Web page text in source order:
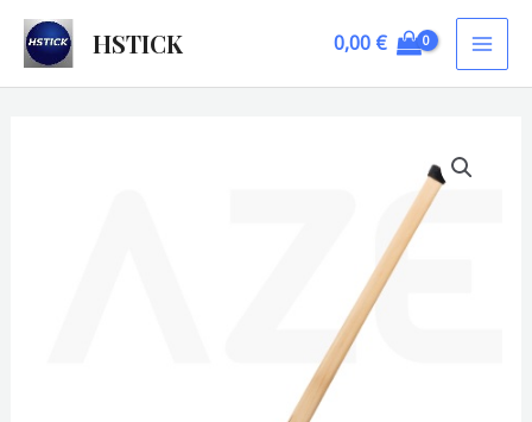
Skip
HSTICK 0,00 €